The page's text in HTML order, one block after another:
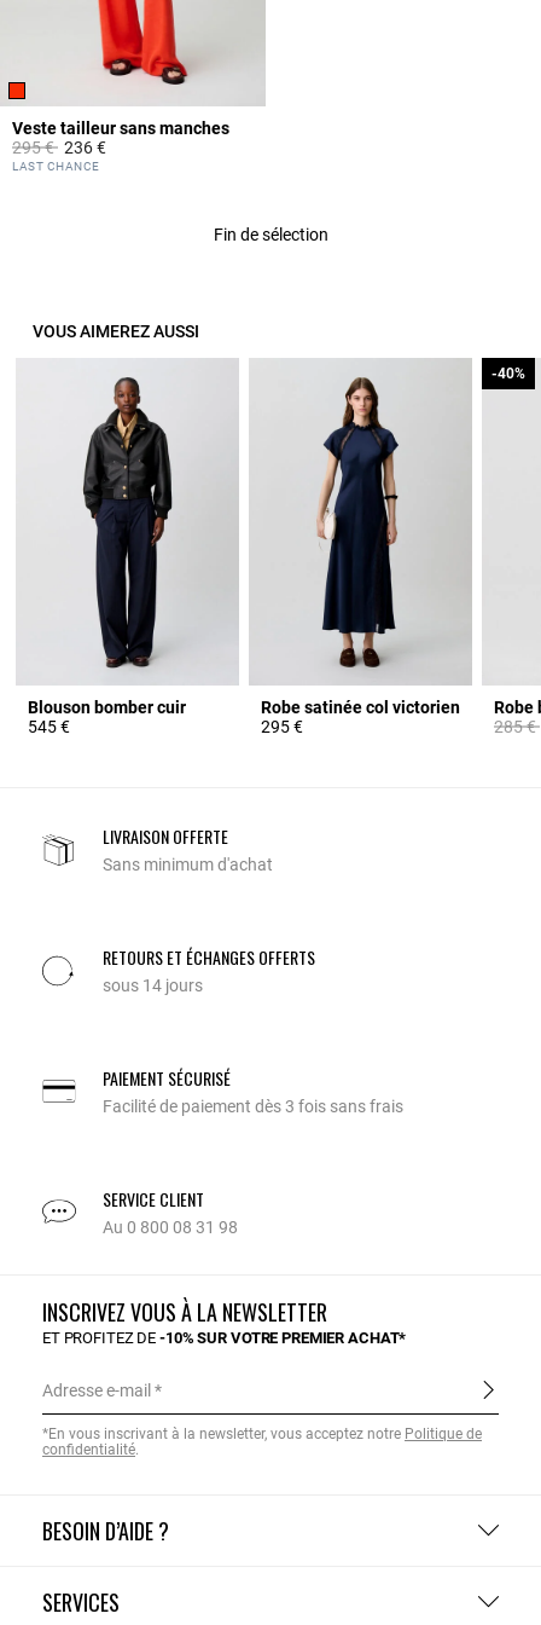
Veste tailleur sans manches
Prix réduit à partir de
295 €à236 €
5 out of 5 Customer Rating
LAST CHANCE
Fin de sélection
VOUS AIMEREZ AUSSI
Blouson bomber cuir
545 €
Robe satinée col victorien
295 €
Prix
285 €
-40%
-40%
LIVRAISON OFFERTE
Sans minimum d'achat
RETOURS ET ÉCHANGES OFFERTS
sous 14 jours
PAIEMENT SÉCURISÉ
Facilité de paiement dès 3 fois sans frais
SERVICE CLIENT
Au 0 800 08 31 98
BESOIN D’AIDE ?
SERVICES
INSCRIVEZ VOUS À LA NEWSLETTER
ET PROFITEZ DE-10% SUR VOTRE PREMIER ACHAT*
Adresse e-mail
*En vous inscrivant à la newsletter, vous acceptez notre Politique de
confidentialité.